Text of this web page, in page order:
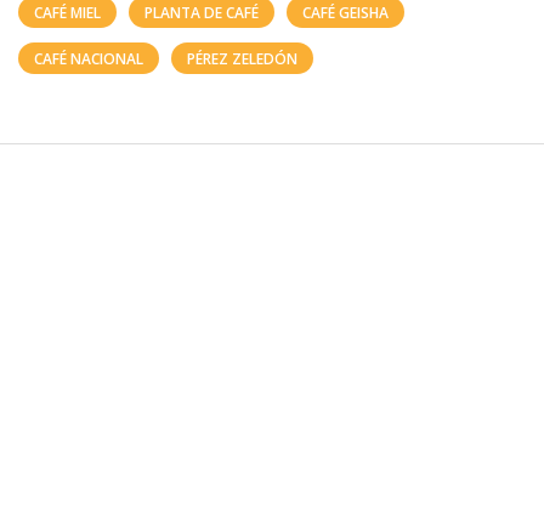
CAFÉ MIEL PLANTA DE CAFÉ CAFÉ GEISHA
CAFÉ NACIONAL PÉREZ ZELEDÓN